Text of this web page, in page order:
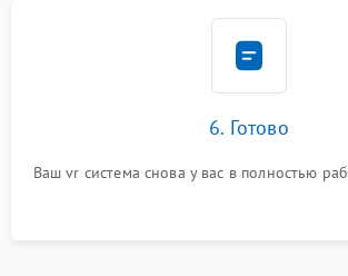
6. Готово
Ваш vr система снова у вас в полностью